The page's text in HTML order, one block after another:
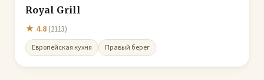
Royal Grill
★ 4.8 (2113)
Европейская кухня Правый берег